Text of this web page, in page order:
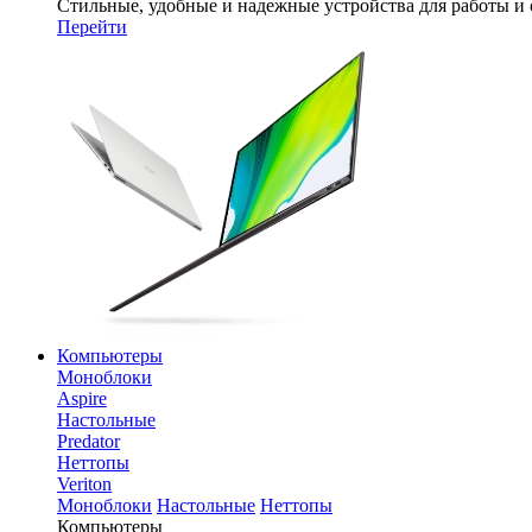
Стильные, удобные и надежные устройства для работы и
Перейти
Компьютеры
Моноблоки
Aspire
Настольные
Predator
Неттопы
Veriton
Моноблоки Настольные Неттопы
Компьютеры